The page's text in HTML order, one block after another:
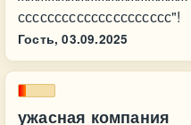
ссссссссссссссссссссс"!
Гость, 03.09.2025
ужасная компания